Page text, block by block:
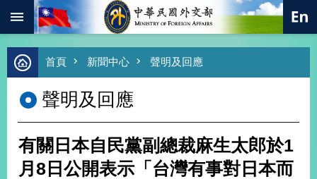
跳到主要內容區塊
進
階
尋
熱
首頁 新聞中心 聲明及回應
聲明及回應
有關日本自民黨副總裁麻生太郎於1
月8日公開表示「台灣有事對日本而